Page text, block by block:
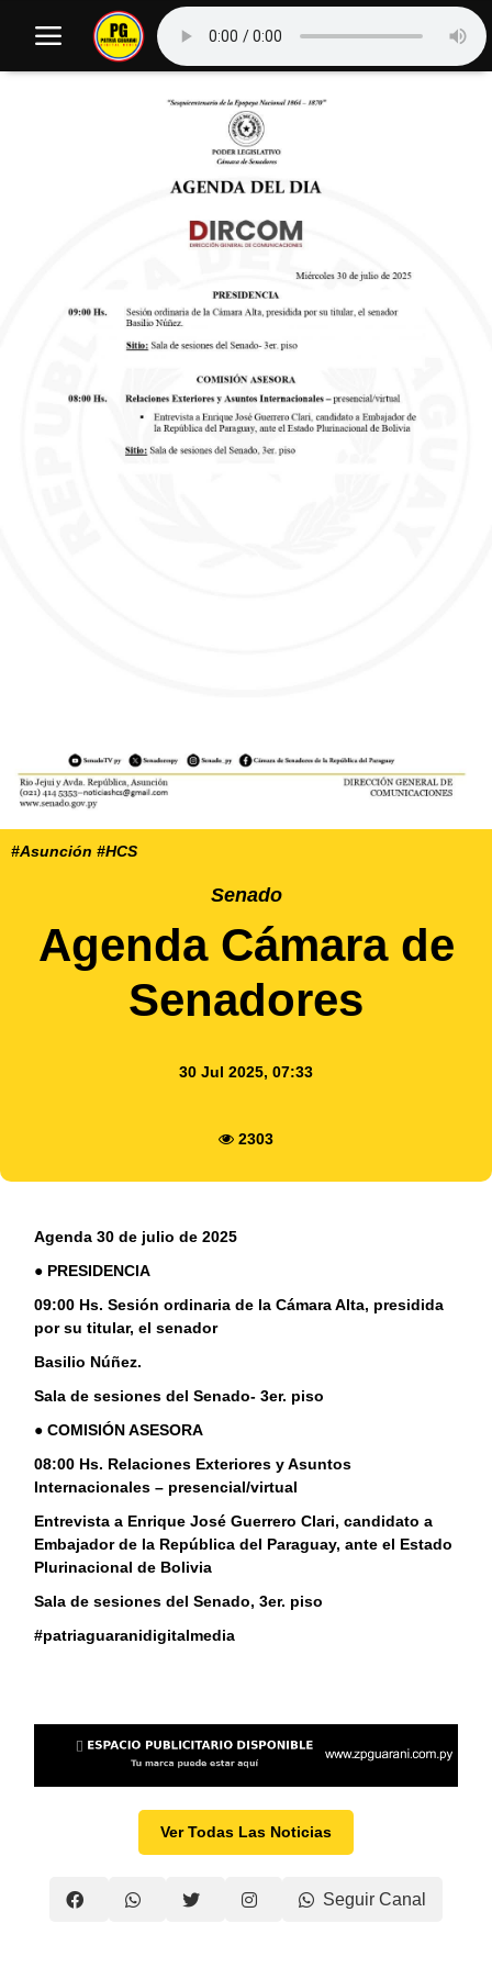
#Asunción #HCS
Senado
Agenda Cámara de
Senadores
30 Jul 2025, 07:33
2303
Agenda 30 de julio de 2025
● PRESIDENCIA
09:00 Hs. Sesión ordinaria de la Cámara Alta, presidida
por su titular, el senador
Basilio Núñez.
Sala de sesiones del Senado- 3er. piso
● COMISIÓN ASESORA
08:00 Hs. Relaciones Exteriores y Asuntos
Internacionales – presencial/virtual
Entrevista a Enrique José Guerrero Clari, candidato a
Embajador de la República del Paraguay, ante el Estado
Plurinacional de Bolivia
Sala de sesiones del Senado, 3er. piso
#patriaguaranidigitalmedia
Ver Todas Las Noticias
Seguir Canal